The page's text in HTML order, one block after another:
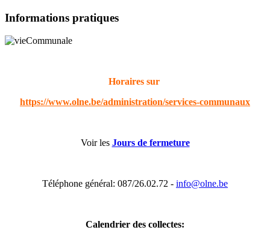
Informations pratiques
Horaires sur
https://www.olne.be/administration/services-communaux
Voir les Jours de fermeture
Téléphone général: 087/26.02.72 - info@olne.be
Calendrier des collectes: